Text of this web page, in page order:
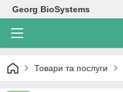
Georg BioSystems
Товари та послуги